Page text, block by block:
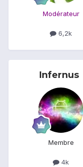
Modérateur
6,2k
Infernus
Membre
4k